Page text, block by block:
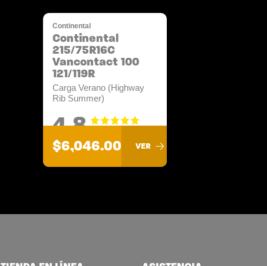
Continental
Continental
215/75R16C
Vancontact 100
121/119R
Carga Verano (Highway
Rib Summer)
4.8
$6,046.00 VER